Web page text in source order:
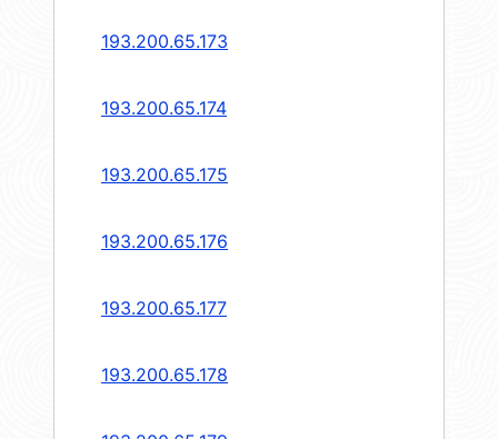
193.200.65.173
193.200.65.174
193.200.65.175
193.200.65.176
193.200.65.177
193.200.65.178